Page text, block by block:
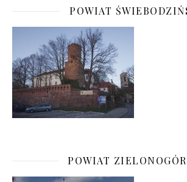
POWIAT
POWIAT